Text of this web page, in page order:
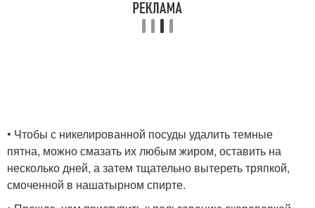
• Чтобы с никелированной посуды удалить темные
пятна, можно смазать их любым жиром, оставить на
несколько дней, а затем тщательно вытереть тряпкой,
смоченной в нашатырном спирте.